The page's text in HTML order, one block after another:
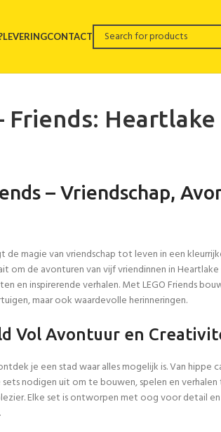
LEVERINGCONTACT
Friends: Heartlake
– Vriendschap,
de magie van vriendschap tot leven in een
om de avonturen van vijf vriendinnen in
en inspirerende verhalen. Met LEGO Friends
maar ook waardevolle herinneringen.
Vol Avontuur en
je een stad waar alles mogelijk is. Van hippe
nodigen uit om te bouwen, spelen en
Elke set is ontworpen met oog voor detail